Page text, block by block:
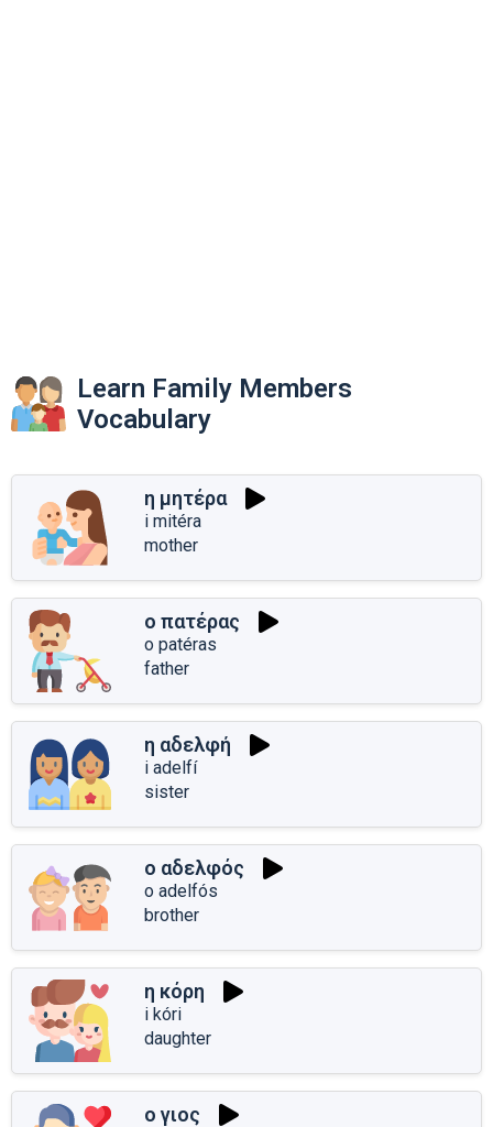
Learn Family Members
Vocabulary
η μητέρα
i mitéra
mother
ο πατέρας
o patéras
father
η αδελφή
i adelfí
sister
ο αδελφός
o adelfós
brother
η κόρη
i kóri
daughter
ο γιος